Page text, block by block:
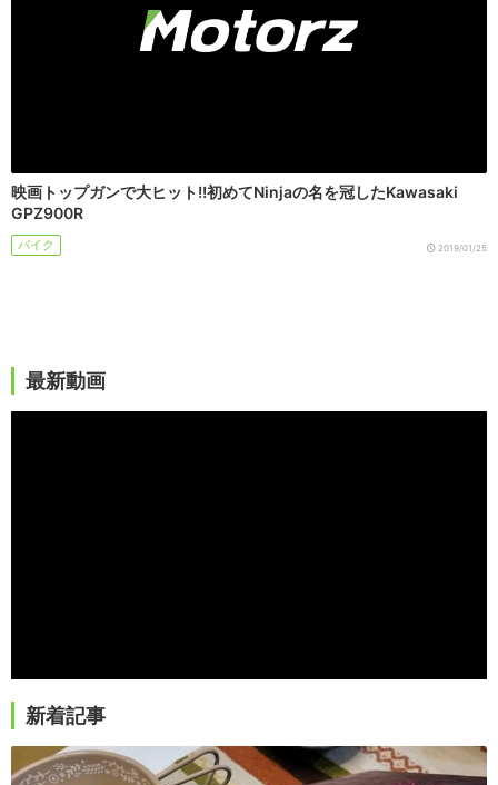
映画トップガンで大ヒット!!初めてNinjaの名を冠したKawasaki
GPZ900R
バイク 2019/01/25
最新動画
新着記事